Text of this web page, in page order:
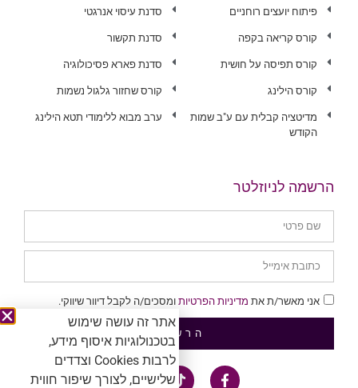
פיתוח יועצים רוחניים
קורס קריאה בקפה
קורס תפיסה על חושית
קורס הילינג
מדיטציה קבלית עם ע"ב שמות
הקודש
סדנת עיסוי אנרגטי
סדנת תקשור
סדנת פארא פסיכולוגיה
קורס שחזור גלגול נשמות
ערב מבוא ללימודי תטא הילינג
הרשמה לניוזלטר
אני מאשר/ת את מדיניות הפרטיות ומסכים/ה לקבל דיוור שיווקי.
הרשמה
אתר זה עושה שימוש
בטכנולוגיות איסוף מידע,
לרבות Cookies וצדדים
שלישיים, לצורך שיפור חווית